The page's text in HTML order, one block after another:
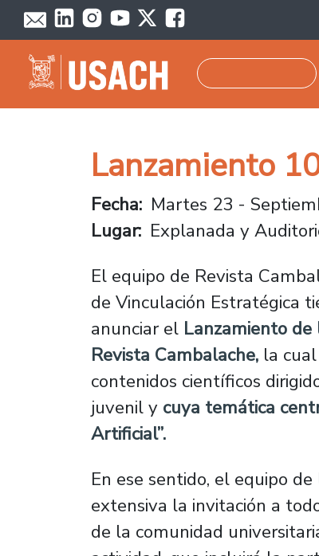
Pasar al contenido principal
Lanzamiento
Fecha Martes 23 -
Lugar Explanada y
El equipo de Revista
de Vinculación Estratégica
anunciar el Lanzamiento de
Revista Cambalache, la
contenidos científicos
juvenil y cuya temática
Artificial”.
En ese sentido, el equipo
extensiva la invitación a
de la comunidad